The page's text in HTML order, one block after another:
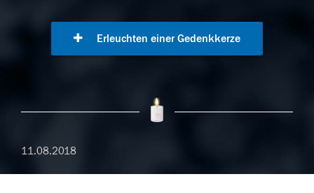
Erleuchten einer Gedenkkerze
11.08.2018